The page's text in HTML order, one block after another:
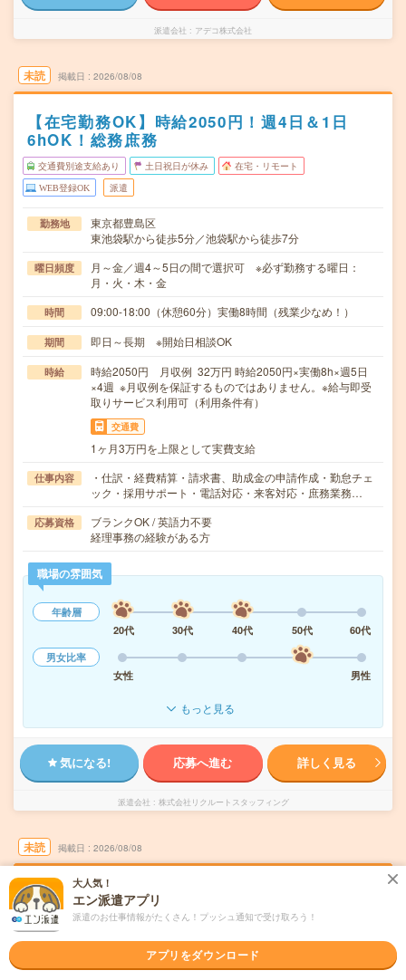
派遣会社 アデコ株式会社
未読 掲載日 2026/08/08
【在宅勤務OK】時給2050円！週4日＆1日
6hOK！総務庶務
交通費別途支給あり 土日祝日が休み 在宅・リモート
WEB登録OK 派遣
勤務地
東京都豊島区
東池袋駅から徒歩5分／池袋駅から徒歩7分
曜日頻度
月～金／週4～5日の間で選択可 ※必ず勤務する曜日：
月・火・木・金
時間 09:00-18:00（休憩60分）実働8時間（残業少なめ！）
期間 即日～長期 ※開始日相談OK
時給
時給2050円 月収例 32万円 時給2050円×実働8h×週5日
×4週 ※月収例を保証するものではありません。※給与即受
取りサービス利用可（利用条件有）
交通費
1ヶ月3万円を上限として実費支給
仕事内容
・仕訳・経費精算・請求書、助成金の申請作成・勤怠チェ
ック・採用サポート・電話対応・来客対応・庶務業務…
応募資格
ブランクOK / 英語力不要
経理事務の経験がある方
職場の雰囲気
年齢層
20代
30代 40代 50代
60代
男女比率
女性
男性
もっと見る
気になる! 応募へ進む 詳しく見る
派遣会社 株式会社リクルートスタッフィング
未読 掲載日 2026/08/08
週2日勤務＆1日在宅！時給1700円＊電話な
し！アンケートの配信～集計など
WEB登録OK 派遣
大人気！
エン派遣アプリ
派遣のお仕事情報がたくさん！プッシュ通知で受け取ろう！
アプリをダウンロード